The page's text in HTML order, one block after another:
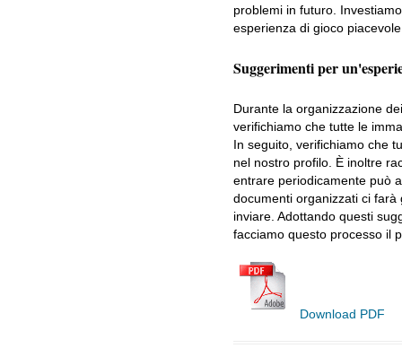
problemi in futuro.
esperienza di gioco
Suggerimenti per
Durante la organizzazione
verifichiamo che tutte le
In seguito, verifichiamo che
nel nostro profilo. È inoltre
entrare periodicamente può
documenti organizzati ci
inviare. Adottando questi
facciamo questo processo il
Download PDF